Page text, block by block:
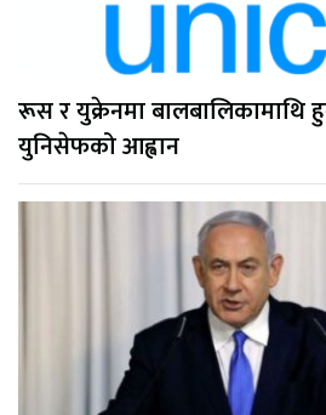
रूस र युक्रेनमा बालबालिकामाथि
युनिसेफको आह्वान